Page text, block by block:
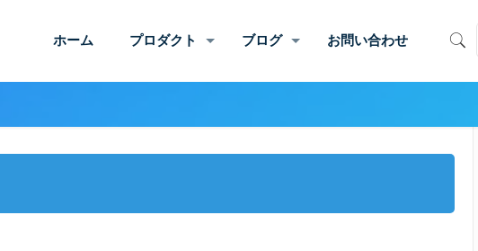
ホーム プロダクト ブログ お問い合わせ